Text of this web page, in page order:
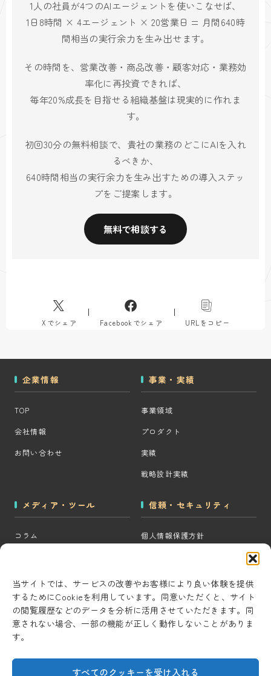
当サイトでは、サービスの改善やお客様により良い体験を提供
するためにCookieを利用しています。同意いただくと、サイト
の閲覧履歴などのデータを分析に活用させていただきます。同
意されない場合、一部の機能が正しく動作しないことがありま
す。
すべてのクッキーを受け入れる
1人の社員が4つのAIエージェントを使いこなせば、
1日8時間 × 4エージェント × 20営業日 = 月間640時
間相当の実行余力を生み出せます。
その時間を、営業改善・商品改善・顧客対応・業務効
率化に再投資できれば、
毎年20%成長を目指せる組織基盤は現実的に作れま
す。
初回30分の無料相談で、貴社の業務のどこにAIを入れ
るべきか、
640時間相当の実行余力を生み出すための導入ステッ
プをご提案します。
無料で相談する
Xでシェア Facebookでシェア URLをコピー
企業情報
TOP
会社情報
お問い合わせ
事業・実績
事業領域
プロダクト
実績
戦略設計実績
メディア・ツール
コラム
CRM・MAツール選定診断
BigQuery×GTM 相場見積もり
ツール
AI用語集
信頼・セキュリティ
個人情報保護方針
コンテンツ制作方針
研究・開発方針
セキュリティ対策